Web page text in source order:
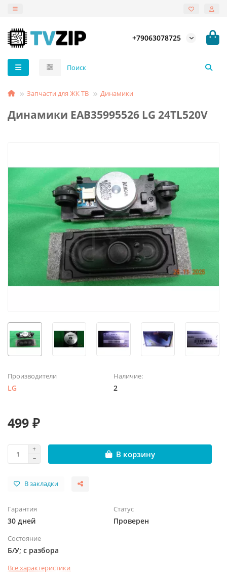
+79063078725
Запчасти для ЖК ТВ Динамики
Динамики EAB35995526 LG 24TL520V
Производители
LG
Наличие:
2
499 ₽
В корзину
В закладки
Гарантия
30 дней
Статус
Проверен
Состояние
Б/У; с разбора
Все характеристики